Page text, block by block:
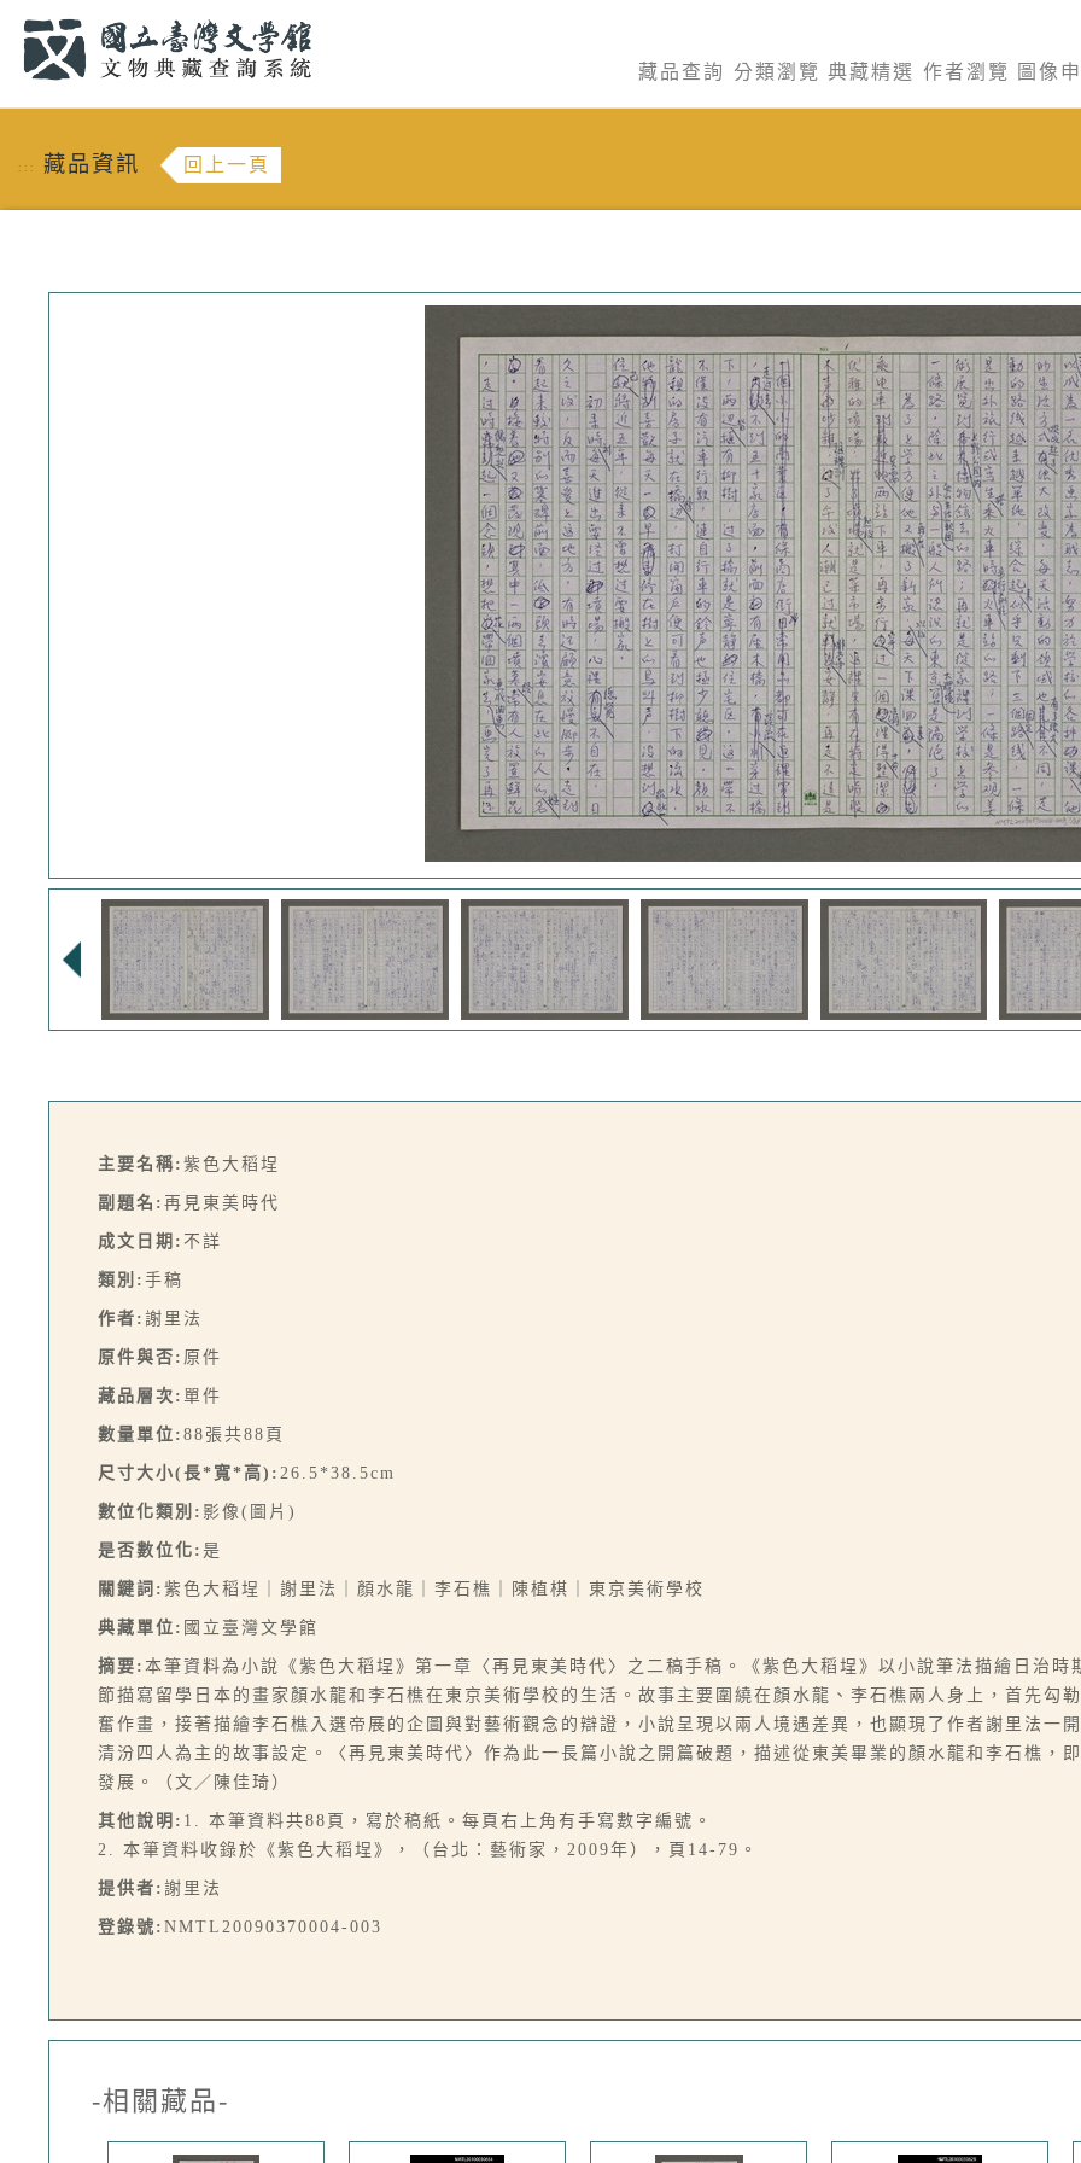
藏品查詢 分類瀏覽 典藏精選 作者瀏覽 圖像
::: 藏品資訊 回上一頁
主要名稱: 紫色大稻埕
副題名: 再見東美時代
成文日期: 不詳
類別: 手稿
作者: 謝里法
原件與否: 原件
藏品層次: 單件
數量單位: 88張共88頁
尺寸大小(長*寬*高): 26.5*38.5cm
數位化類別: 影像(圖片)
是否數位化: 是
關鍵詞: 紫色大稻埕｜謝里法｜顏水龍｜李石樵｜陳植棋｜東京美術學校
典藏單位: 國立臺灣文學館
摘要: 本筆資料為小說《紫色大稻埕》第一章〈再見東美時代〉之二稿手稿。《紫色大稻埕》以小說筆法描繪日治
節描寫留學日本的畫家顏水龍和李石樵在東京美術學校的生活。故事主要圍繞在顏水龍、李石樵兩人身上，首先勾
奮作畫，接著描繪李石樵入選帝展的企圖與對藝術觀念的辯證，小說呈現以兩人境遇差異，也顯現了作者謝里法一
清汾四人為主的故事設定。〈再見東美時代〉作為此一長篇小說之開篇破題，描述從東美畢業的顏水龍和李石樵，
發展。（文／陳佳琦）
其他說明: 1. 本筆資料共88頁，寫於稿紙。每頁右上角有手寫數字編號。
2. 本筆資料收錄於《紫色大稻埕》，（台北：藝術家，2009年），頁14-79。
提供者: 謝里法
登錄號: NMTL20090370004-003
-相關藏品-